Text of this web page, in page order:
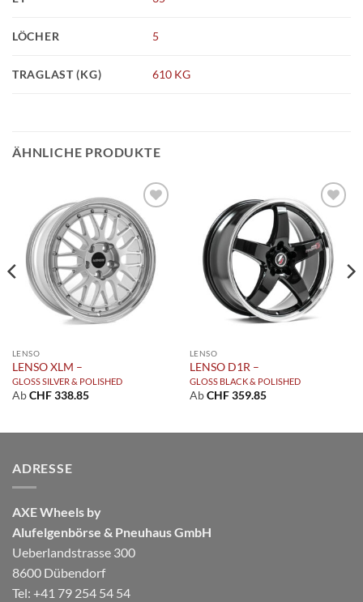
LÖCHER 5
TRAGLAST (KG) 610 KG
ÄHNLICHE PRODUKTE
Add to
wishlist
LENSO
LENSO XLM –
GLOSS SILVER & POLISHED
AbCHF338.85
Add to
wishlist
LENSO
LENSO D1R –
GLOSS BLACK & POLISHED
AbCHF359.85
ADRESSE
AXE Wheels by
Alufelgenbörse & Pneuhaus GmbH
Ueberlandstrasse 300
8600 Dübendorf
Tel: +41 79 254 54 54